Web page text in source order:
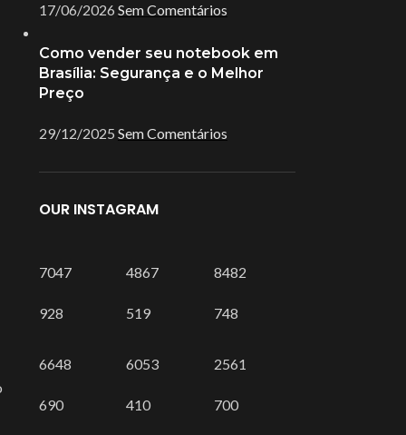
17/06/2026 Sem Comentários
Como vender seu notebook em
Brasília: Segurança e o Melhor
Preço
29/12/2025 Sem Comentários
OUR INSTAGRAM
7047
928
4867
519
8482
748
6648
690
6053
410
2561
700